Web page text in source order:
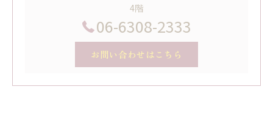
4階
06-6308-2333
お問い合わせはこちら